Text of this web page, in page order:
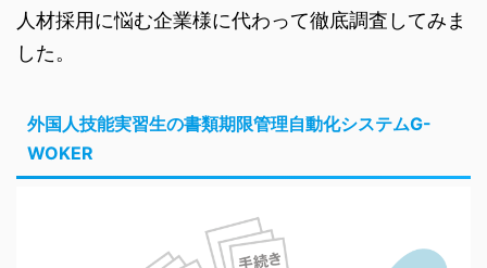
人材採用に悩む企業様に代わって徹底調査してみま
した。
外国人技能実習生の書類期限管理自動化システムG-
WOKER